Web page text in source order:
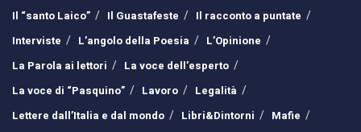
Il “santo Laico”
Il Guastafeste
Il racconto a puntate
Interviste
L’angolo della Poesia
L’Opinione
La Parola ai lettori
La voce dell’esperto
La voce di “Pasquino”
Lavoro
Legalità
Lettere dall’Italia e dal mondo
Libri&Dintorni
Mafie